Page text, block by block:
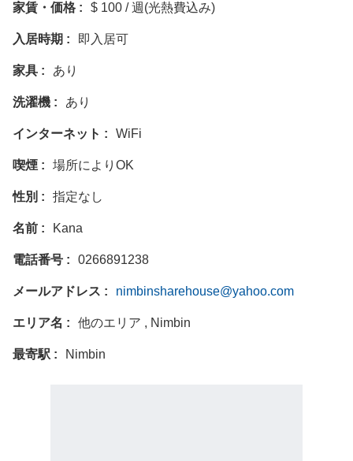
家賃・価格 $ 100 / 週(光熱費込み)
入居時期 即入居可
家具 あり
洗濯機 あり
インターネット WiFi
喫煙 場所によりOK
性別 指定なし
名前 Kana
電話番号 0266891238
メールアドレス nimbinsharehouse@yahoo.com
エリア名 他のエリア , Nimbin
最寄駅 Nimbin